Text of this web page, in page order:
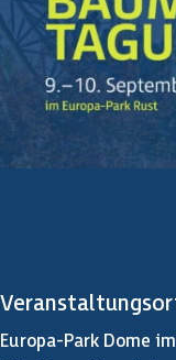
Europa-Park Dome